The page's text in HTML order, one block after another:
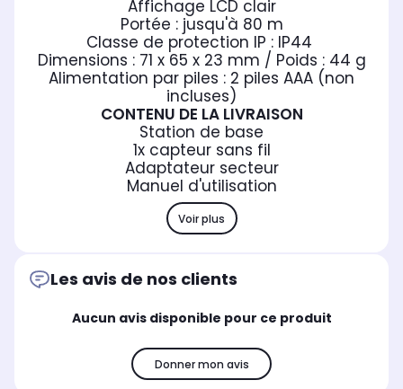
Affichage LCD clair
Portée : jusqu'à 80 m
Classe de protection IP : IP44
Dimensions : 71 x 65 x 23 mm / Poids : 44 g
Alimentation par piles : 2 piles AAA (non
incluses)
CONTENU DE LA LIVRAISON
Station de base
1x capteur sans fil
Adaptateur secteur
Manuel d'utilisation
Voir plus
Les avis de nos clients
Aucun avis disponible pour ce produit
Donner mon avis